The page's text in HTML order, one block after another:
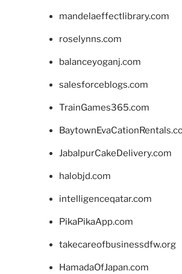
mandelaeffectlibrary.com
roselynns.com
balanceyoganj.com
salesforceblogs.com
TrainGames365.com
JabalpurCakeDelivery.com
halobjd.com
intelligenceqatar.com
PikaPikaApp.com
takecareofbusinessdfw.org
HamadaOfJapan.com